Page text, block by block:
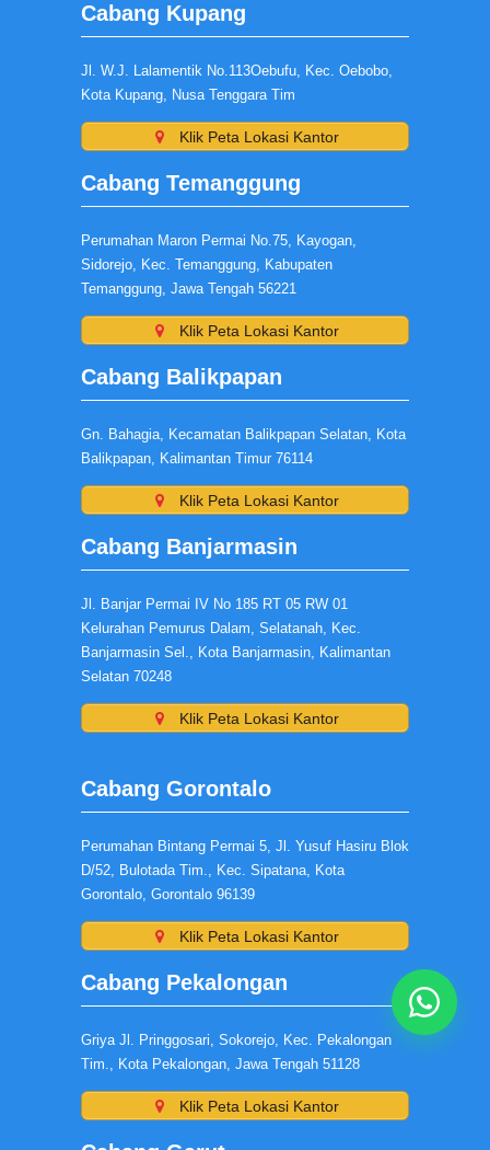
Cabang Kupang
Jl. W.J. Lalamentik No.113Oebufu, Kec. Oebobo,
Kota Kupang, Nusa Tenggara Tim
Klik Peta Lokasi Kantor
Cabang Temanggung
Perumahan Maron Permai No.75, Kayogan,
Sidorejo, Kec. Temanggung, Kabupaten
Temanggung, Jawa Tengah 56221
Klik Peta Lokasi Kantor
Cabang Balikpapan
Gn. Bahagia, Kecamatan Balikpapan Selatan, Kota
Balikpapan, Kalimantan Timur 76114
Klik Peta Lokasi Kantor
Cabang Banjarmasin
Jl. Banjar Permai IV No 185 RT 05 RW 01
Kelurahan Pemurus Dalam, Selatanah, Kec.
Banjarmasin Sel., Kota Banjarmasin, Kalimantan
Selatan 70248
Klik Peta Lokasi Kantor
Cabang Gorontalo
Perumahan Bintang Permai 5, Jl. Yusuf Hasiru Blok
D/52, Bulotada Tim., Kec. Sipatana, Kota
Gorontalo, Gorontalo 96139
Klik Peta Lokasi Kantor
Cabang Pekalongan
Griya Jl. Pringgosari, Sokorejo, Kec. Pekalongan
Tim., Kota Pekalongan, Jawa Tengah 51128
Klik Peta Lokasi Kantor